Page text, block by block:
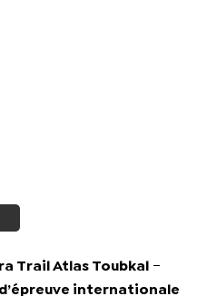
Trail Atlas Toubkal
–
d’épreuve internationale